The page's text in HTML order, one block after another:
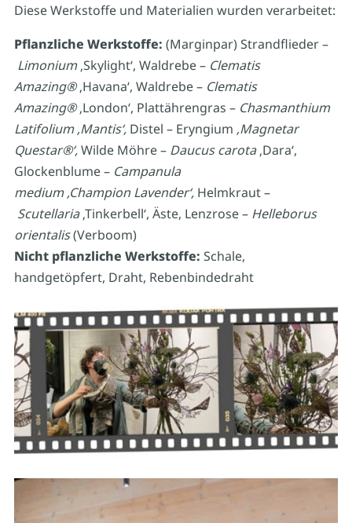
Diese Werkstoffe und Materialien wurden verarbeitet:
Pflanzliche Werkstoffe: (Marginpar) Strandflieder –
Limonium‚Skylight‘, Waldrebe – Clematis
Amazing®‚Havana‘, Waldrebe – Clematis
Amazing®‚London‘, Plattährengras – Chasmanthium
Latifolium ‚Mantis‘,Distel – Eryngium ‚Magnetar
Questar®‘,Wilde Möhre – Daucus carota‚Dara‘,
Glockenblume – Campanula
medium ‚ChampionLavender‘,Helmkraut –
Scutellaria‚Tinkerbell‘, Äste, Lenzrose – Helleborus
orientalis(Verboom)
Nicht pflanzliche Werkstoffe: Schale,
handgetöpfert, Draht, Rebenbindedraht